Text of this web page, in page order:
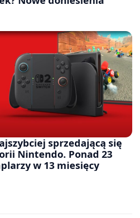
sprzedającą się
Nintendo. Ponad 23
w 13 miesięcy